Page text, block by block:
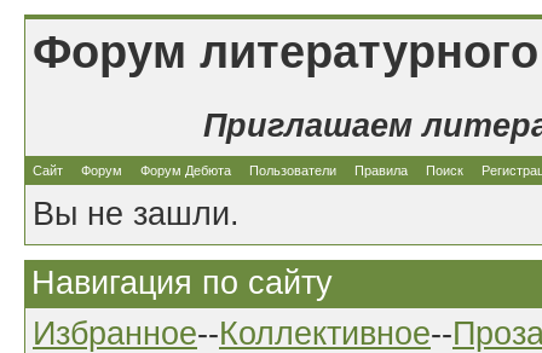
Форум
Приглашаем
Сайт Форум Форум Дебюта Пользователи Правила Поиск
Вы не зашли.
Навигация по сайту
Избранное--Коллективное--